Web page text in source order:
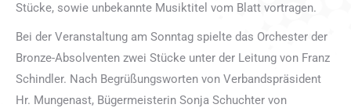
Stücke, sowie unbekannte Musiktitel vom Blatt vortragen.
Bei der Veranstaltung am Sonntag spielte das Orchester der
Bronze-Absolventen zwei Stücke unter der Leitung von Franz
Schindler. Nach Begrüßungsworten von Verbandspräsident
Hr. Mungenast, Bügermeisterin Sonja Schuchter von